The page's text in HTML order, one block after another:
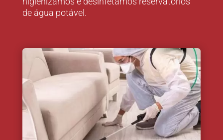
de água potável.